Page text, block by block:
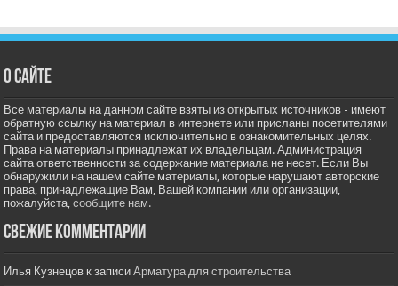
О сайте
Все материалы на данном сайте взяты из открытых источников - имеют
обратную ссылку на материал в интернете или присланы посетителями
сайта и предоставляются исключительно в ознакомительных целях.
Права на материалы принадлежат их владельцам. Администрация
сайта ответственности за содержание материала не несет. Если Вы
обнаружили на нашем сайте материалы, которые нарушают авторские
права, принадлежащие Вам, Вашей компании или организации,
пожалуйста,сообщите нам.
Свежие комментарии
Илья Кузнецов к записиАрматура для строительства